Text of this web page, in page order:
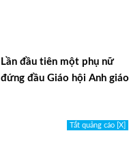
Lần đầu tiên một phụ nữ
đứng đầu Giáo hội Anh giáo
Tắt quảng cáo [X]